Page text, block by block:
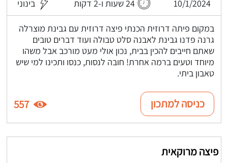
10/1/2024 24 שעות ו-2 דקות בינוני
במקום פיתה דרוזית הכנתי פיצה דרוזית עם גבינת מוצרלה
גרנה פדנו גבינת לאבנה סלט טבולה ועוד דברים טובים
שאתם חייבים להכין בבית, נכון אולי מעט מורכב אבל משהו
מיוחד וטעים ברמה אחרת! חובה לנסות, כנסו ותכינו למי שיש
טאבון ביתי.
כניסה למתכון 557
פיצה מרוקאית